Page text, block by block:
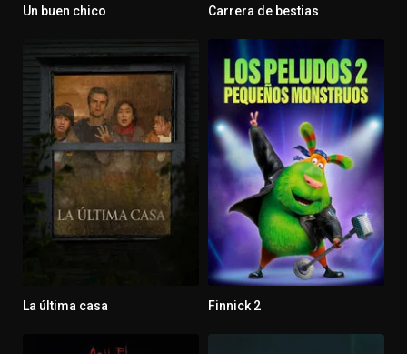
Un buen chico Carrera de bestias
La última casa Finnick 2